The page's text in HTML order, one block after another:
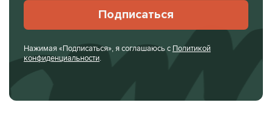
Подписаться
Нажимая «Подписаться», я соглашаюсь с Политикой
конфиденциальности.